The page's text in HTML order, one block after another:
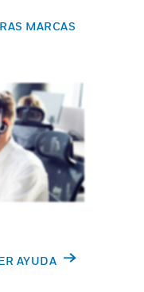
MARCAS
AYUDA